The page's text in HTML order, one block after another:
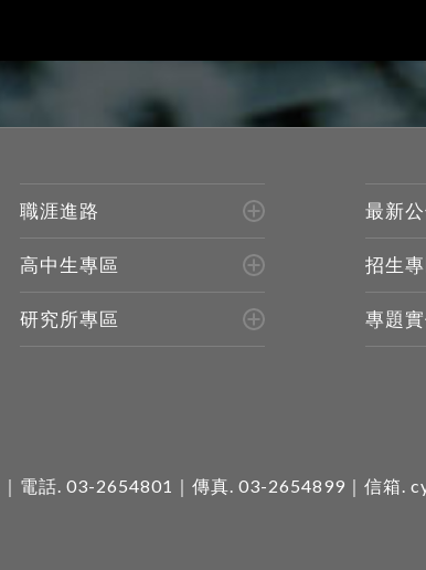
職涯進路
高中生專區
研究所專區
最新
招生
專題
｜電話. 03-2654801 ｜傳真. 03-2654899｜信箱.